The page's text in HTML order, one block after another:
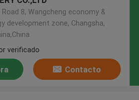
8, Wangcheng economy &
development zone, Changsha,
verificado
Contacto